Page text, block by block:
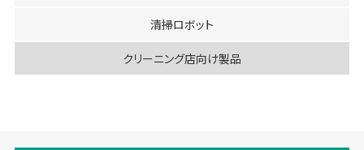
清掃ロボット
クリーニング店向け製品